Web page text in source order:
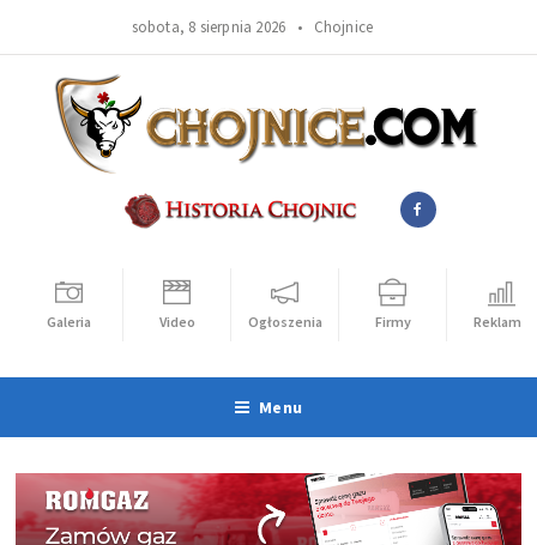
sobota, 8 sierpnia 2026 • Chojnice
Galeria Video Ogłoszenia Firmy Reklama
Menu